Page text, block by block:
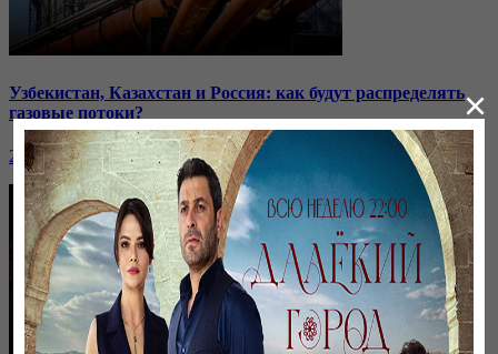
Узбекистан, Казахстан и Россия: как будут распределять
газовые потоки?
26 января, 20:29
×